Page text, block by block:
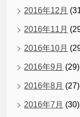
2016年12月
2016年11月
2016年10月
2016年9月 (29)
2016年8月 (27)
2016年7月 (30)